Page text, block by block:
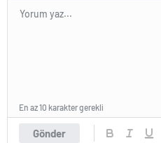
Gönder
En az 10 karakter gerekli